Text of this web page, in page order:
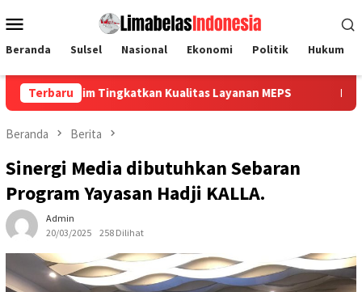
ke
Mobile
Beranda Sulsel Nasional Ekonomi Politik Hukum
TerbaruKualitas Layanan MEPS Pelindo Dorong
Beranda Berita
Sinergi Media dibutuhkan Sebaran
Program Yayasan Hadji KALLA.
Admin
20/03/2025
258 Dilihat